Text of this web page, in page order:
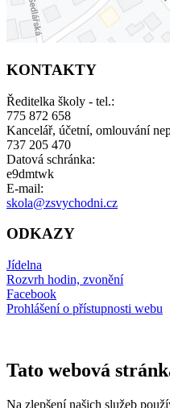
KONTAKTY
Ředitelka školy - tel.:
775 872 658
Kancelář, účetní, omlouvání
737 205 470
Datová schránka:
e9dmtwk
E-mail:
skola@zsvychodni.cz
ODKAZY
Jídelna
Rozvrh hodin, zvonění
Facebook
Prohlášení o přístupnosti webu
Tato webová
Na zlepšení našich služeb